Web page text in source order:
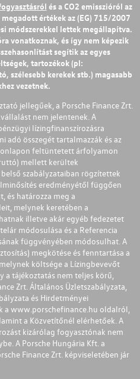
és a CO2 emisszióról az
értékek az (EG) 715/2007
módszerekkel lettek megállapítva.
vonatkoznak, és így nem képezik
segítik az egyes
tartozékok (pl:
szélesebb kerekek stb.) magasabb
vezetnek.
jellegűek, a Porsche Finance Zrt.
nem jelentenek. A
lízingfinanszírozásra
adó összegét tartalmazzák és az
feltüntetett árfolyamon
mellett kerültek
szabályzataiban rögzítettek
eredményétől függően
és határozza meg a
melynek keretében a
illetve akár egyéb fedezetet
módosulása és a Referencia
függvényében módosulhat. A
megkötése és fenntartása a
költsége a Lízingbevevőt
a tájékoztatás nem teljes körű,
Zrt. Általános Üzletszabályzata,
és Hirdetményei
a www.porschefinance.hu oldalról,
a Közvetítőnél elérhetőek. A
kizárólag fogyasztónak nem
A Porsche Hungária Kft. a
Finance Zrt. képviseletében jár